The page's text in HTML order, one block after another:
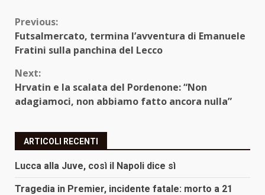
Continue
Reading
Previous:
Futsalmercato, termina l’avventura di Emanuele
Fratini sulla panchina del Lecco
Next:
Hrvatin e la scalata del Pordenone: “Non
adagiamoci, non abbiamo fatto ancora nulla”
ARTICOLI RECENTI
Lucca alla Juve, così il Napoli dice sì
Tragedia in Premier, incidente fatale: morto a 21